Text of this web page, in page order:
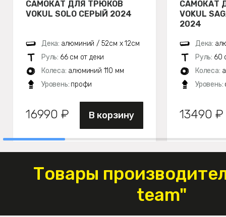
САМОКАТ ДЛЯ ТРЮКОВ
VOKUL SOLO СЕРЫЙ 2024
Дека: алюминий / 52см х 12см
Руль: 66 см от деки
Колеса: алюминий 110 мм
Уровень: профи
16990 ₽ В корзину
САМОКАТ
VOKUL
2024
Дека:
Руль: 60
Колеса:
Уровень:
13490 ₽
Товары
team"